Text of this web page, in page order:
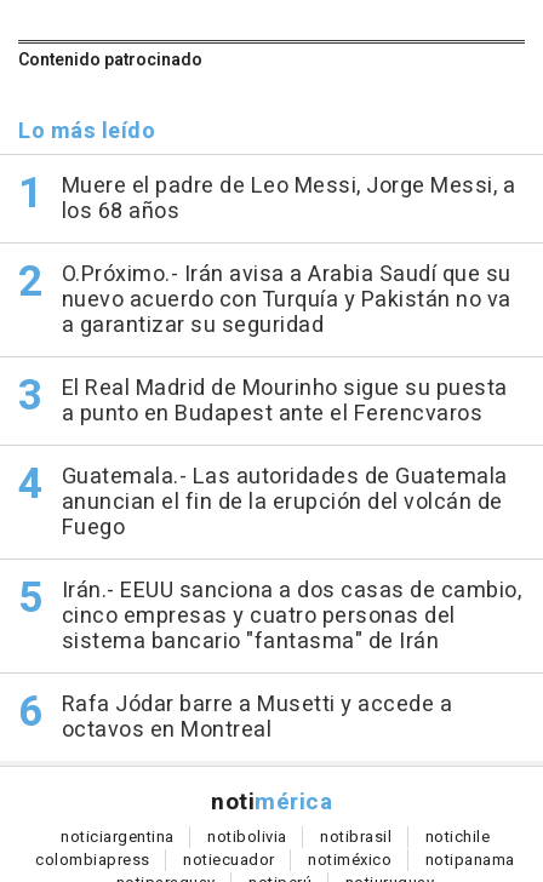
Contenido patrocinado
Lo más leído
Muere el padre de Leo Messi, Jorge Messi, a
los 68 años
O.Próximo.- Irán avisa a Arabia Saudí que su
nuevo acuerdo con Turquía y Pakistán no va
a garantizar su seguridad
El Real Madrid de Mourinho sigue su puesta
a punto en Budapest ante el Ferencvaros
Guatemala.- Las autoridades de Guatemala
anuncian el fin de la erupción del volcán de
Fuego
Irán.- EEUU sanciona a dos casas de cambio,
cinco empresas y cuatro personas del
sistema bancario "fantasma" de Irán
Rafa Jódar barre a Musetti y accede a
octavos en Montreal
notimérica
noticiargentina notibolivia notibrasil notichile
colombiapress notiecuador notiméxico notipanama